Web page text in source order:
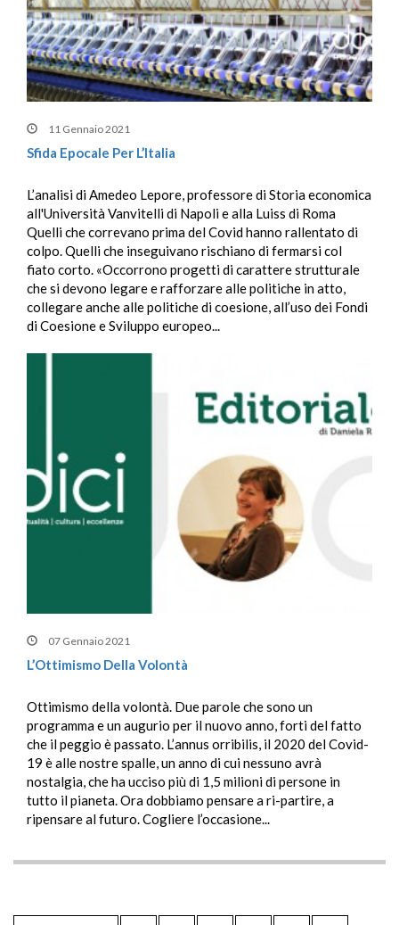
11 Gennaio 2021
Sfida Epocale Per L’Italia
L’analisi di Amedeo Lepore, professore di Storia economica
all'Università Vanvitelli di Napoli e alla Luiss di Roma
Quelli che correvano prima del Covid hanno rallentato di
colpo. Quelli che inseguivano rischiano di fermarsi col
fiato corto. «Occorrono progetti di carattere strutturale
che si devono legare e rafforzare alle politiche in atto,
collegare anche alle politiche di coesione, all’uso dei Fondi
di Coesione e Sviluppo europeo...
07 Gennaio 2021
L’Ottimismo Della Volontà
Ottimismo della volontà. Due parole che sono un
programma e un augurio per il nuovo anno, forti del fatto
che il peggio è passato. L’annus orribilis, il 2020 del Covid-
19 è alle nostre spalle, un anno di cui nessuno avrà
nostalgia, che ha ucciso più di 1,5 milioni di persone in
tutto il pianeta. Ora dobbiamo pensare a ri-partire, a
ripensare al futuro. Cogliere l’occasione...